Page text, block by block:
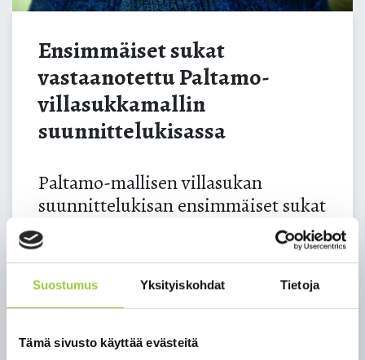
Suostumus Yksityiskohdat Tietoja
Tämä sivusto käyttää evästeitä
Ensimmäiset sukat
vastaanotettu Paltamo-
villasukkamallin
suunnittelukisassa
Paltamo-mallisen villasukan
suunnittelukisan ensimmäiset sukat
on vastaanotettu pääkirjastolla!
Luo malli aikuisten villasukasta ja palauta
sukkaparisi viimeistään 4.1.2021 joko postitse os.
yhteystietosi.